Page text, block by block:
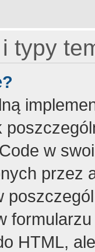
typy
w
przez
HTML,